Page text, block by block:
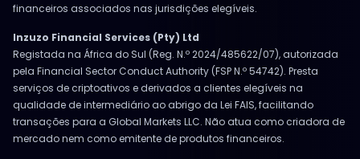
financeiros associados nas jurisdições elegíveis.
Inzuzo Financial Services (Pty) Ltd
Registada na África do Sul (Reg. N.º 2024/485622/07), autorizada
pela Financial Sector Conduct Authority (FSP N.º 54742). Presta
serviços de criptoativos e derivados a clientes elegíveis na
qualidade de intermediário ao abrigo da Lei FAIS, facilitando
transações para a Global Markets LLC. Não atua como criadora de
mercado nem como emitente de produtos financeiros.